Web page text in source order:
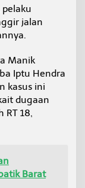
pelaku
jalan
Manik
Iptu Hendra
kasus ini
dugaan
RT 18,
Barat